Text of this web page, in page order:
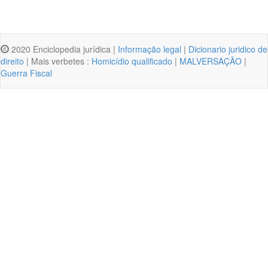
2020 Enciclopedia jurídica | Informação legal | Dicionario juridico de
direito | Mais verbetes : Homicídio qualificado | MALVERSAÇÃO |
Guerra Fiscal